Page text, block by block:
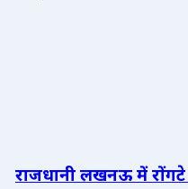
राजधानी लखनऊ में